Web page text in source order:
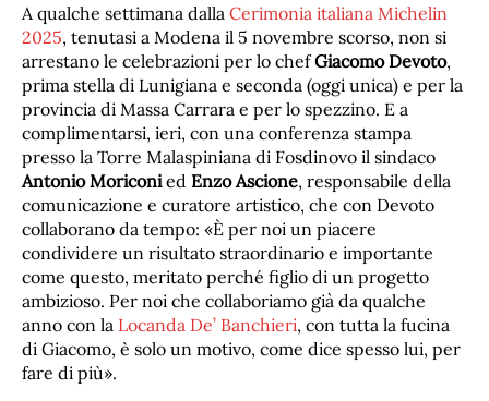
A qualche settimana dalla Cerimonia italiana Michelin
2025, tenutasi a Modena il 5 novembre scorso, non si
arrestano le celebrazioni per lo chefGiacomo Devoto,
prima stella di Lunigiana e seconda (oggi unica) e per la
provincia di Massa Carrara e per lo spezzino. E a
complimentarsi, ieri, con una conferenza stampa
presso la Torre Malaspiniana di Fosdinovo il sindaco
Antonio Moriconied Enzo Ascione, responsabile della
comunicazione e curatore artistico, che con Devoto
collaborano da tempo: «È per noi un piacere
condividere un risultato straordinario e importante
come questo, meritato perché figlio di un progetto
ambizioso. Per noi che collaboriamo già da qualche
anno con la Locanda De’ Banchieri, con tutta la fucina
di Giacomo, è solo un motivo, come dice spesso lui, per
fare di più».